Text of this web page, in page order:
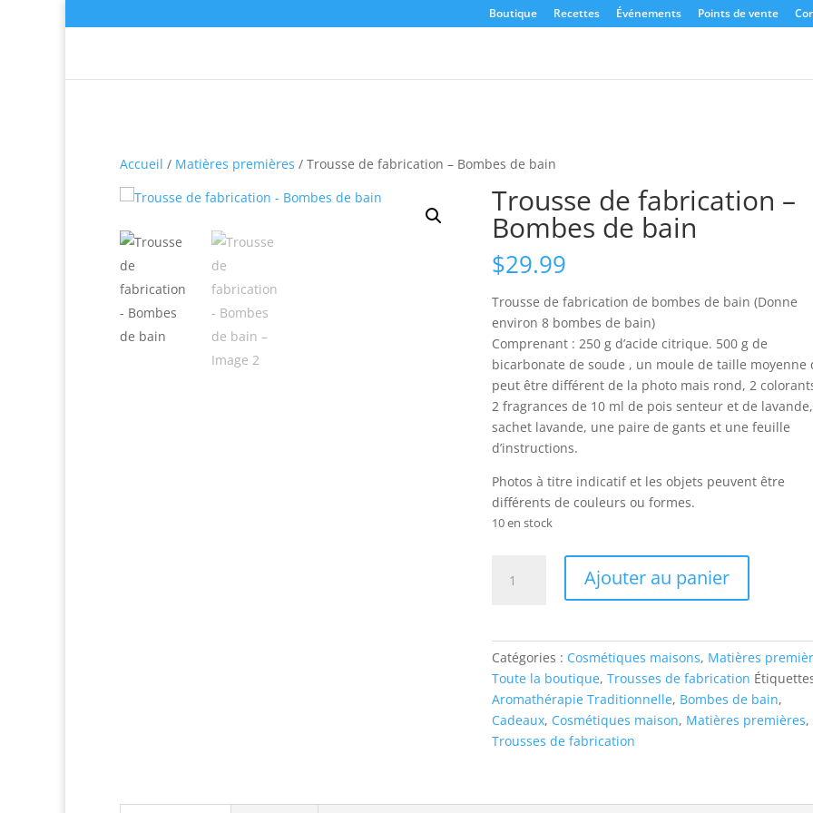
Boutique Recettes Événements Points de vente
Accueil / Matières premières / Trousse de fabrication – Bombes de bain
Trousse de fabrication –
Bombes de bain
$29.99
Trousse de fabrication de bombes de bain (Donne
environ 8 bombes de bain)
Comprenant : 250 g d’acide citrique. 500 g de
bicarbonate de soude , un moule de taille moyenne
peut être différent de la photo mais rond, 2
2 fragrances de 10 ml de pois senteur et de
sachet lavande, une paire de gants et une feuille
d’instructions.
Photos à titre indicatif et les objets peuvent être
différents de couleurs ou formes.
10 en stock
fabrication
Bombes
Ajouter au panier
Catégories : Cosmétiques maisons, Matières
Toute la boutique, Trousses de fabrication
Aromathérapie Traditionnelle, Bombes de bain,
Cadeaux, Cosmétiques maison, Matières premières,
Trousses de fabrication